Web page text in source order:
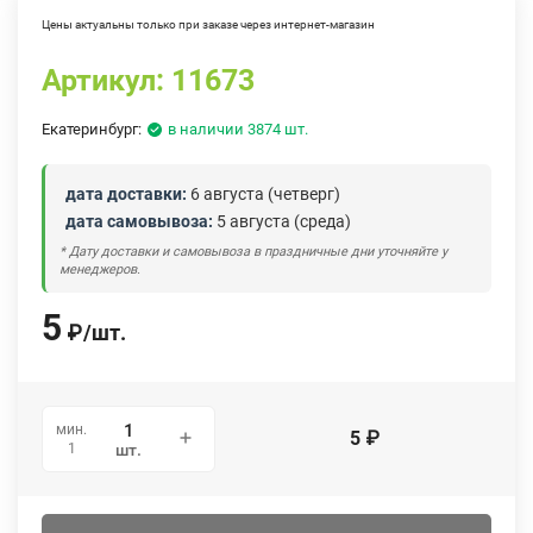
Цены актуальны только при заказе через интернет-магазин
Артикул: 11673
Екатеринбург: в наличии 3874 шт.
дата доставки: 6 августа (четверг)
дата самовывоза: 5 августа (среда)
* Дату доставки и самовывоза в праздничные дни уточняйте у
менеджеров.
5 ₽/шт.
мин.
1
шт. 5 ₽